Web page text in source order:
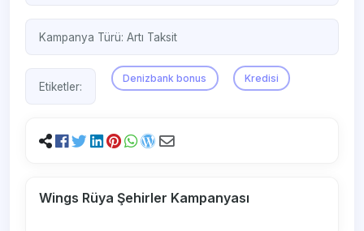
Kampanya Türü:Artı Taksit
Etiketler:
Denizbank bonus Kredisi
Wings Rüya Şehirler Kampanyası